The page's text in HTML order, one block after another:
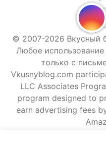
© 2007-2026 Вкусный
Любое
только с
Vkusnyblog.com
LLC Associates
program designed to
earn advertising fees